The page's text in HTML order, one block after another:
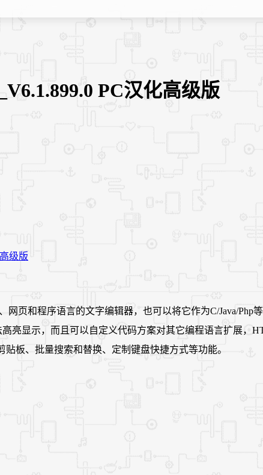
PC汉化高级版
页和程序语言的文字编辑器，也可以将它作为C/Java/Php
高亮显示，而且可以自定义代码方案对其它编程语言扩展，
板、批量搜索和替换、定制键盘快捷方式等功能。